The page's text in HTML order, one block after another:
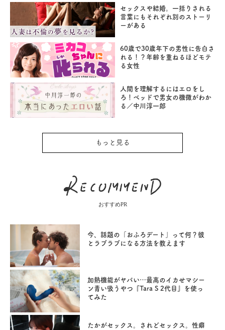
セックスや結婚。一括りされる
言葉にもそれぞれ別のストーリ
ーがある
60歳で30歳年下の男性に告白さ
れる！？年齢を重ねるほどモテ
る女性
人間を理解するにはエロをし
ろ！ベッドで男女の機微がわか
る／中川淳一郎
もっと見る
おすすめPR
今、話題の「おふろデート」って何？彼
とラブラブになる方法を教えます
加熱機能がヤバい…最高のイカせマシー
ン青い吸うやつ『Tara S 2代目』を使っ
てみた
たかがセックス。されどセックス。性癖